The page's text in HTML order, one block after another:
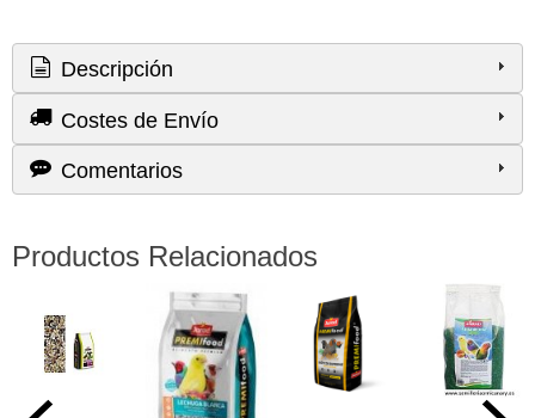
Descripción
Costes de Envío
Comentarios
Productos Relacionados